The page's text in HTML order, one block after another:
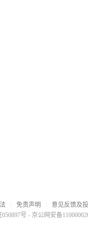
免责声明
意见反馈及
号 - 京公网安备